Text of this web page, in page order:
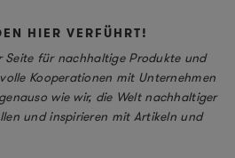
HIER VERFÜHRT!
Seite für nachhaltige Produkte und
Kooperationen mit Unternehmen
wie wir, die Welt nachhaltiger
und inspirieren mit Artikeln und